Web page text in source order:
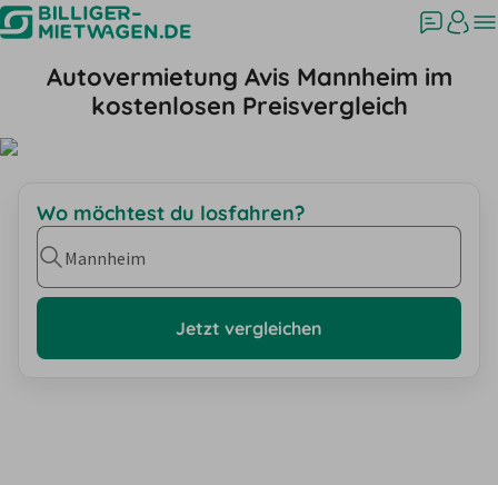
Autovermietung Avis Mannheim im
kostenlosen Preisvergleich
Wo möchtest du losfahren?
Mannheim
Jetzt vergleichen